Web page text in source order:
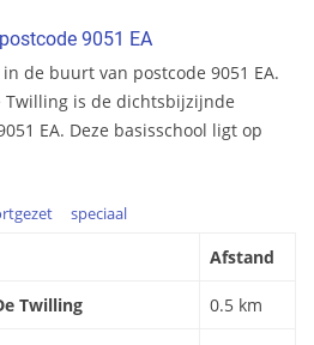
9051 EA
de buurt van postcode 9051 EA.
Twilling is de dichtsbijzijnde
EA. Deze basisschool ligt op
speciaal
Afstand
Twilling 0.5 km